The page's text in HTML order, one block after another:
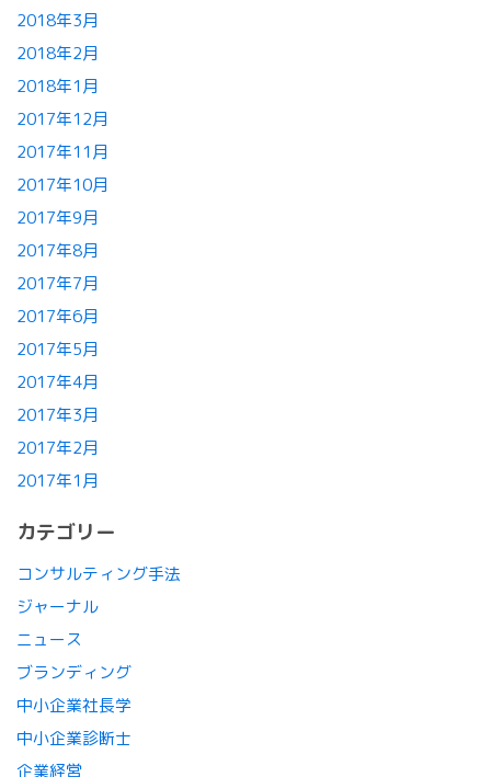
2018年3月
2018年2月
2018年1月
2017年12月
2017年11月
2017年10月
2017年9月
2017年8月
2017年7月
2017年6月
2017年5月
2017年4月
2017年3月
2017年2月
2017年1月
カテゴリー
コンサルティング手法
ジャーナル
ニュース
ブランディング
中小企業社長学
中小企業診断士
企業経営